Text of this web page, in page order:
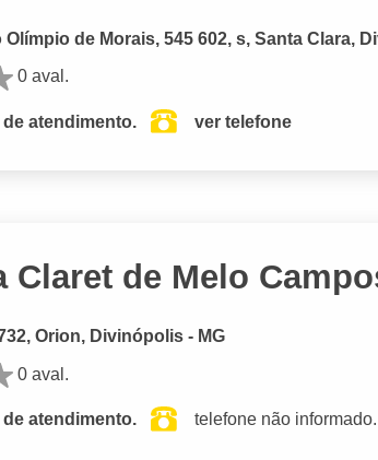
de Morais, 545 602, s, Santa Clara,
0 aval.
atendimento. ver telefone
Claret de Melo
Orion, Divinópolis - MG
0 aval.
atendimento. telefone não informado.